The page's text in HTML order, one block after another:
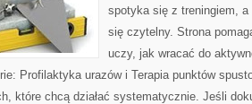
spotyka się z treningiem,
się czytelny. Strona
uczy, jak wracać do
Profilaktyka urazów i Terapia punktów
które chcą działać systematycznie. Jeśli